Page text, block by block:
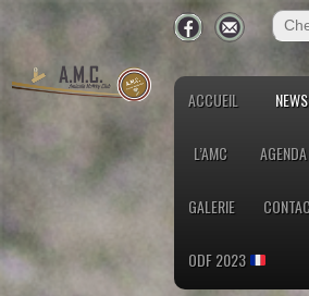
ACCUEIL NEWS
L’AMC AGENDA
GALERIE
ODF 2023